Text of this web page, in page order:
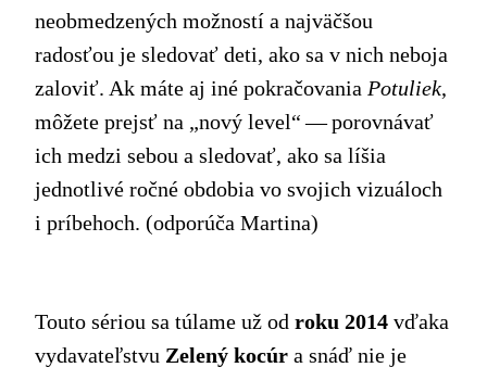
neobmedzených možností a najväčšou
radosťou je sledovať deti, ako sa v nich neboja
zaloviť. Ak máte aj iné pokračovania Potuliek,
môžete prejsť na „nový level“ — porovnávať
ich medzi sebou a sledovať, ako sa líšia
jednotlivé ročné obdobia vo svojich vizuáloch
i príbehoch. (odporúča Martina)
Touto sériou sa túlame už od roku 2014 vďaka
vydavateľstvu Zelený kocúr a snáď nie je